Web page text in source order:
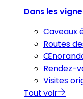
Dans les
Caveaux
Routes
Rendez-
Visites
Tout voir